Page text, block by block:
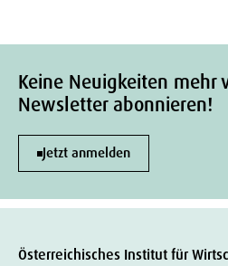
Keine Neuigkeiten mehr
Newsletter abonnieren!
Jetzt anmelden
Österreichisches Institut für